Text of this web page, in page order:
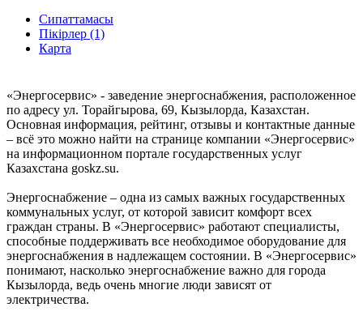
Сипаттамасы
Пікірлер (1)
Карта
«Энергосервис» - заведение энергоснабжения, расположенное
по адресу ул. Торайгырова, 69, Кызылорда, Казахстан.
Основная информация, рейтинг, отзывы и контактные данные
– всё это можно найти на странице компании «Энергосервис»
на информационном портале государственных услуг
Казахстана goskz.su.
Энергоснабжение – одна из самых важных государственных
коммунальных услуг, от которой зависит комфорт всех
граждан страны. В «Энергосервис» работают специалисты,
способные поддерживать все необходимое оборудование для
энергоснабжения в надлежащем состоянии. В «Энергосервис»
понимают, насколько энергоснабжение важно для города
Кызылорда, ведь очень многие люди зависят от
электричества.